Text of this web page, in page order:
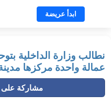
ابدأ عريضة
نطالب وزارة الداخلية
عمالة واحدة مركزها
مشاركة على